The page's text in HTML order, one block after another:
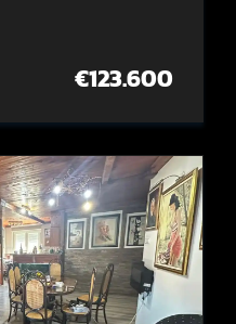
€123.600